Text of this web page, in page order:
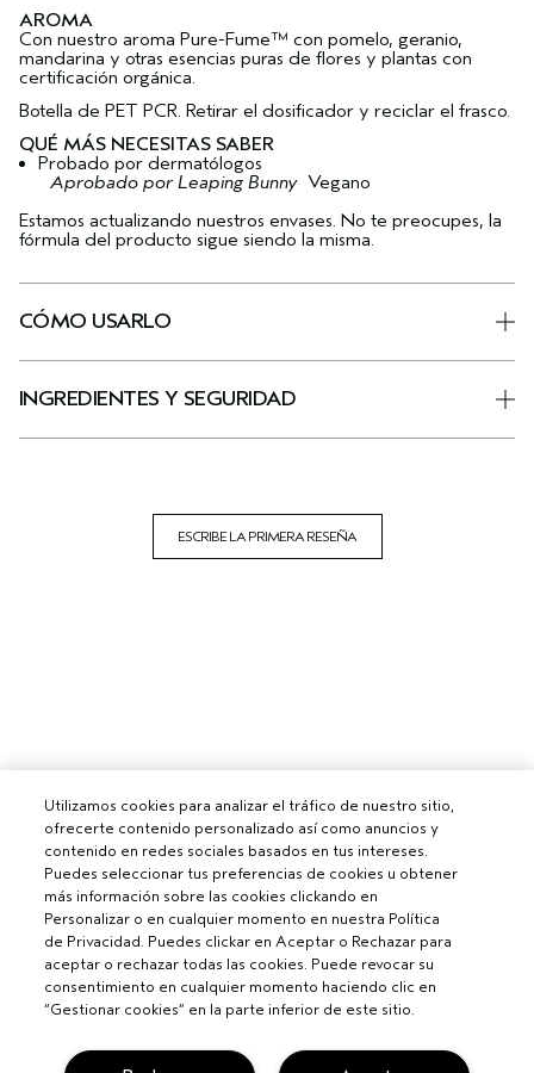
AROMA
Con nuestro aroma Pure-Fume™ con pomelo, geranio,
mandarina y otras esencias puras de flores y plantas con
certificación orgánica.
Botella de PET PCR. Retirar el dosificador y reciclar el frasco.
QUÉ MÁS NECESITAS SABER
Probado por dermatólogos
Aprobado por Leaping Bunny Vegano
Estamos actualizando nuestros envases. No te preocupes, la
fórmula del producto sigue siendo la misma.
CÓMO USARLO
INGREDIENTES Y SEGURIDAD
ESCRIBE LA PRIMERA RESEÑA
Utilizamos cookies para analizar el tráfico de nuestro sitio,
ofrecerte contenido personalizado así como anuncios y
contenido en redes sociales basados en tus intereses.
Puedes seleccionar tus preferencias de cookies u obtener
más información sobre las cookies clickando en
Personalizar o en cualquier momento en nuestra Política
de Privacidad. Puedes clickar en Aceptar o Rechazar para
aceptar o rechazar todas las cookies. Puede revocar su
consentimiento en cualquier momento haciendo clic en
“Gestionar cookies” en la parte inferior de este sitio.